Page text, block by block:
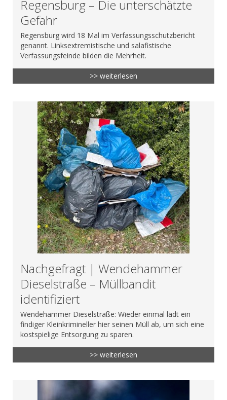
Regensburg – Die unterschätzte
Gefahr
Regensburg wird 18 Mal im Verfassungsschutzbericht
genannt. Linksextremistische und salafistische
Verfassungsfeinde bilden die Mehrheit.
>> weiterlesen
Nachgefragt | Wendehammer
Dieselstraße – Müllbandit
identifiziert
Wendehammer Dieselstraße: Wieder einmal lädt ein
findiger Kleinkrimineller hier seinen Müll ab, um sich eine
kostspielige Entsorgung zu sparen.
>> weiterlesen